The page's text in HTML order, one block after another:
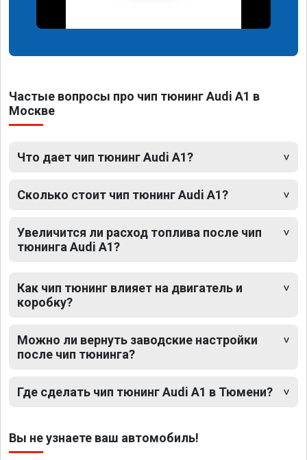
Частые вопросы про чип тюнинг Audi A1 в
Москве
Что дает чип тюнинг Audi A1?
Сколько стоит чип тюнинг Audi A1?
Увеличится ли расход топлива после чип
тюнинга Audi A1?
Как чип тюнинг влияет на двигатель и
коробку?
Можно ли вернуть заводские настройки
после чип тюнинга?
Где сделать чип тюнинг Audi A1 в Тюмени?
Вы не узнаете ваш автомобиль!